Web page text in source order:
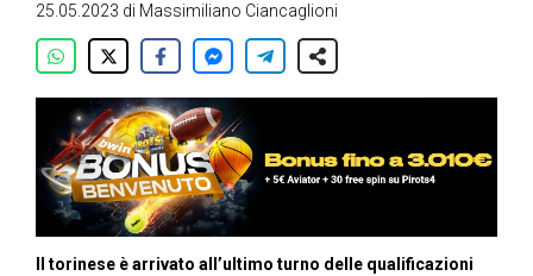
25.05.2023 di Massimiliano Ciancaglioni
Il torinese è arrivato all’ultimo turno delle qualificazioni